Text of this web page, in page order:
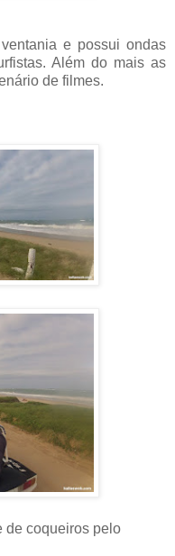
e possui ondas
Além do mais as
de filmes.
de coqueiros pelo